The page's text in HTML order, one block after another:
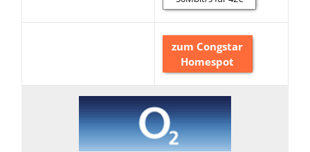
zum Congstar
Homespot